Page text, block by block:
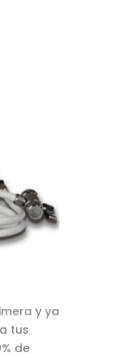
y ya
tus
de